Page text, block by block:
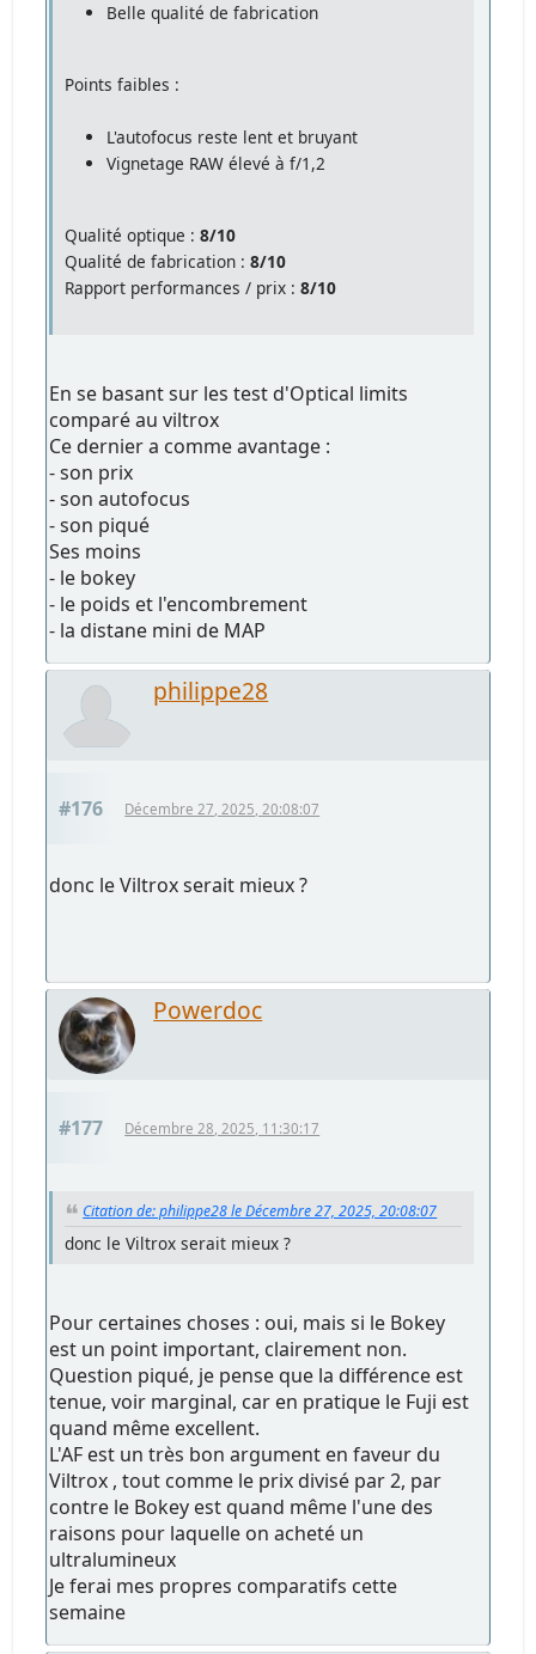
Belle qualité de fabrication
Points faibles :
L'autofocus reste lent et bruyant
Vignetage RAW élevé à f/1,2
Qualité optique :8/10
Qualité de fabrication :8/10
Rapport performances / prix :8/10
En se basant sur les test d'Optical limits
comparé au viltrox
Ce dernier a comme avantage :
- son prix
- son autofocus
- son piqué
Ses moins
- le bokey
- le poids et l'encombrement
- la distane mini de MAP
philippe28
#176 Décembre 27, 2025, 20:08:07
donc le Viltrox serait mieux ?
Powerdoc
#177 Décembre 28, 2025, 11:30:17
Citation de: philippe28 le Décembre 27, 2025, 20:08:07
donc le Viltrox serait mieux ?
Pour certaines choses : oui, mais si le Bokey
est un point important, clairement non.
Question piqué, je pense que la différence est
tenue, voir marginal, car en pratique le Fuji est
quand même excellent.
L'AF est un très bon argument en faveur du
Viltrox , tout comme le prix divisé par 2, par
contre le Bokey est quand même l'une des
raisons pour laquelle on acheté un
ultralumineux
Je ferai mes propres comparatifs cette
semaine